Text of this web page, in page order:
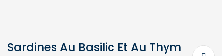
Sardines Au Basilic Et Au Thym